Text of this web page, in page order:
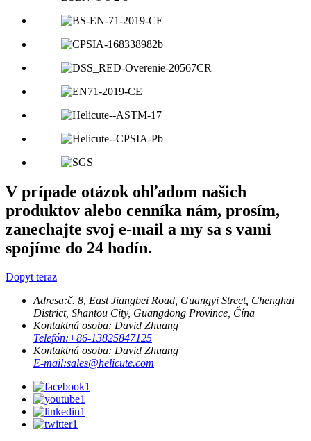
V prípade otázok ohľadom našich
produktov alebo cenníka nám, prosím,
zanechajte svoj e-mail a my sa s vami
spojíme do 24 hodín.
Dopyt teraz
Adresa:č. 8, East Jiangbei Road, Guangyi Street, Chenghai
District, Shantou City, Guangdong Province, Čína
Kontaktná osoba: David Zhuang
Telefón:+86-13825847125
Kontaktná osoba: David Zhuang
E-mail:sales@helicute.com